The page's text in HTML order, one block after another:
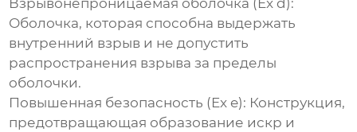
Взрывонепроницаемая оболочка (Ex d):
Оболочка, которая способна выдержать
внутренний взрыв и не допустить
распространения взрыва за пределы
оболочки.
Повышенная безопасность (Ex e): Конструкция,
предотвращающая образование искр и